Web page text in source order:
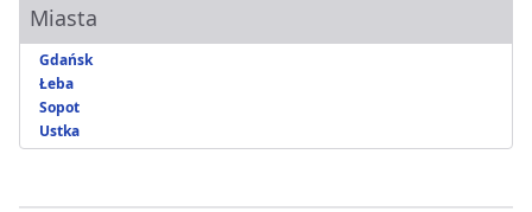
Miasta
Gdańsk
Łeba
Sopot
Ustka